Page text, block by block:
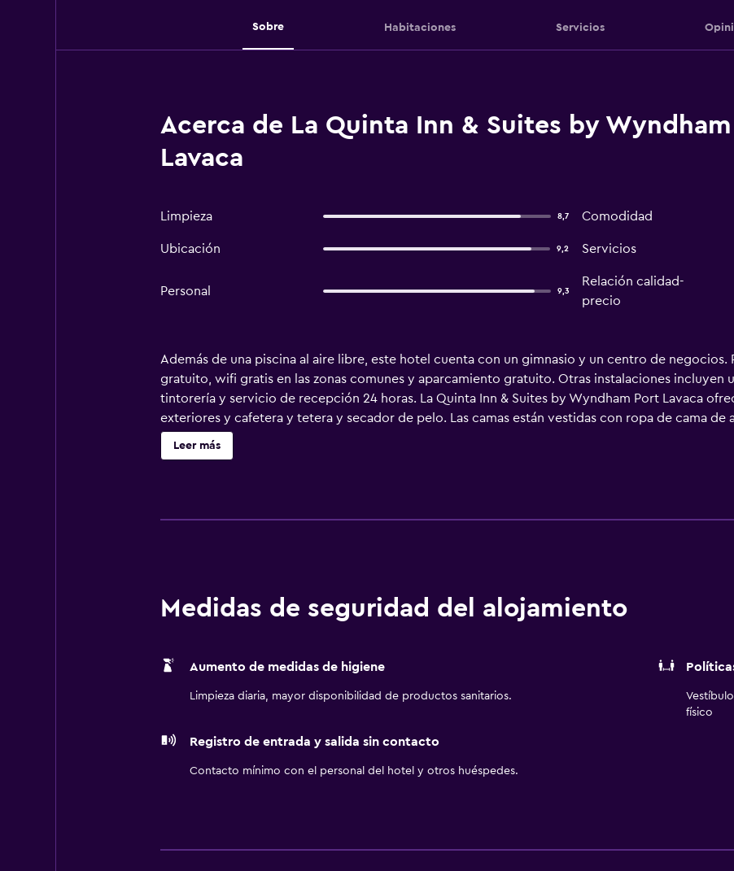
Sobre Habitaciones Servicios
Acerca de La Quinta Inn & Suites by
Lavaca
Limpieza 8,7 Comodidad
Ubicación 9,2 Servicios
Personal 9,3
Relación calidad-
precio
Además de una piscina al aire libre, este hotel cuenta con un gimnasio y un centro de negocios.
gratuito, wifi gratis en las zonas comunes y aparcamiento gratuito. Otras instalaciones incluyen
tintorería y servicio de recepción 24 horas. La Quinta Inn & Suites by Wyndham Port Lavaca
exteriores y cafetera y tetera y secador de pelo. Las camas están vestidas con ropa de cama de
pantalla plana de 32 pulgadas con canales por cable de suscripción. Se ofrece frigorífico y
ducha y bañera combinadas y artículos de higiene personal gratuitos. Los huéspedes pueden
Leer más
Medidas de seguridad del alojamiento
Aumento de medidas de higiene
Limpieza diaria, mayor disponibilidad de productos sanitarios.
físico
Registro de entrada y salida sin contacto
Contacto mínimo con el personal del hotel y otros huéspedes.